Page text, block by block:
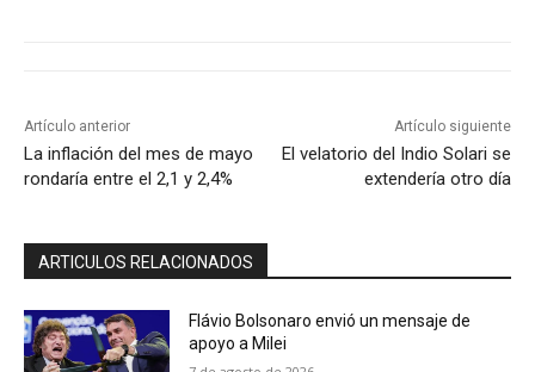
Artículo anterior
La inflación del mes de mayo
rondaría entre el 2,1 y 2,4%
Artículo siguiente
El velatorio del Indio Solari se
extendería otro día
ARTICULOS RELACIONADOS
Flávio Bolsonaro envió un mensaje de
apoyo a Milei